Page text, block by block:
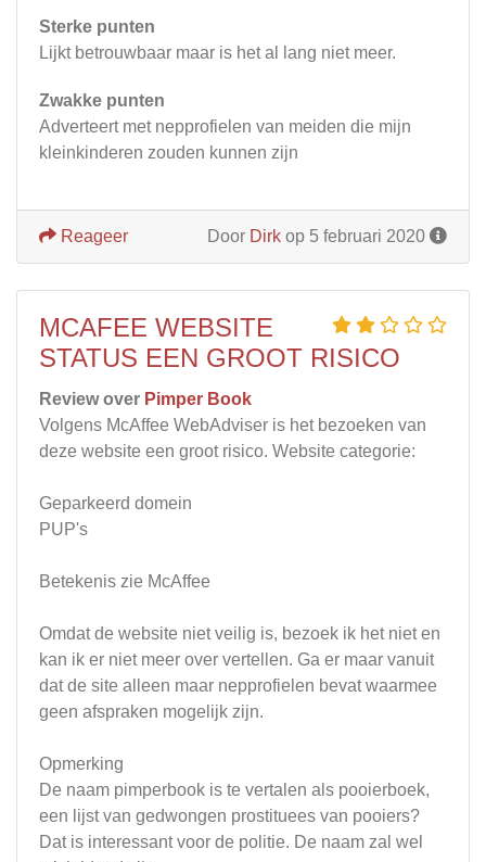
Sterke punten
Lijkt betrouwbaar maar is het al lang niet meer.
Zwakke punten
Adverteert met nepprofielen van meiden die mijn
kleinkinderen zouden kunnen zijn
Door Dirk op 5 februari 2020
Reageer
MCAFEE WEBSITE
STATUS EEN GROOT RISICO
Review over Pimper Book
Volgens McAffee WebAdviser is het bezoeken van
deze website een groot risico. Website categorie:
Geparkeerd domein
PUP's
Betekenis zie McAffee
Omdat de website niet veilig is, bezoek ik het niet en
kan ik er niet meer over vertellen. Ga er maar vanuit
dat de site alleen maar nepprofielen bevat waarmee
geen afspraken mogelijk zijn.
Opmerking
De naam pimperbook is te vertalen als pooierboek,
een lijst van gedwongen prostituees van pooiers?
Dat is interessant voor de politie. De naam zal wel